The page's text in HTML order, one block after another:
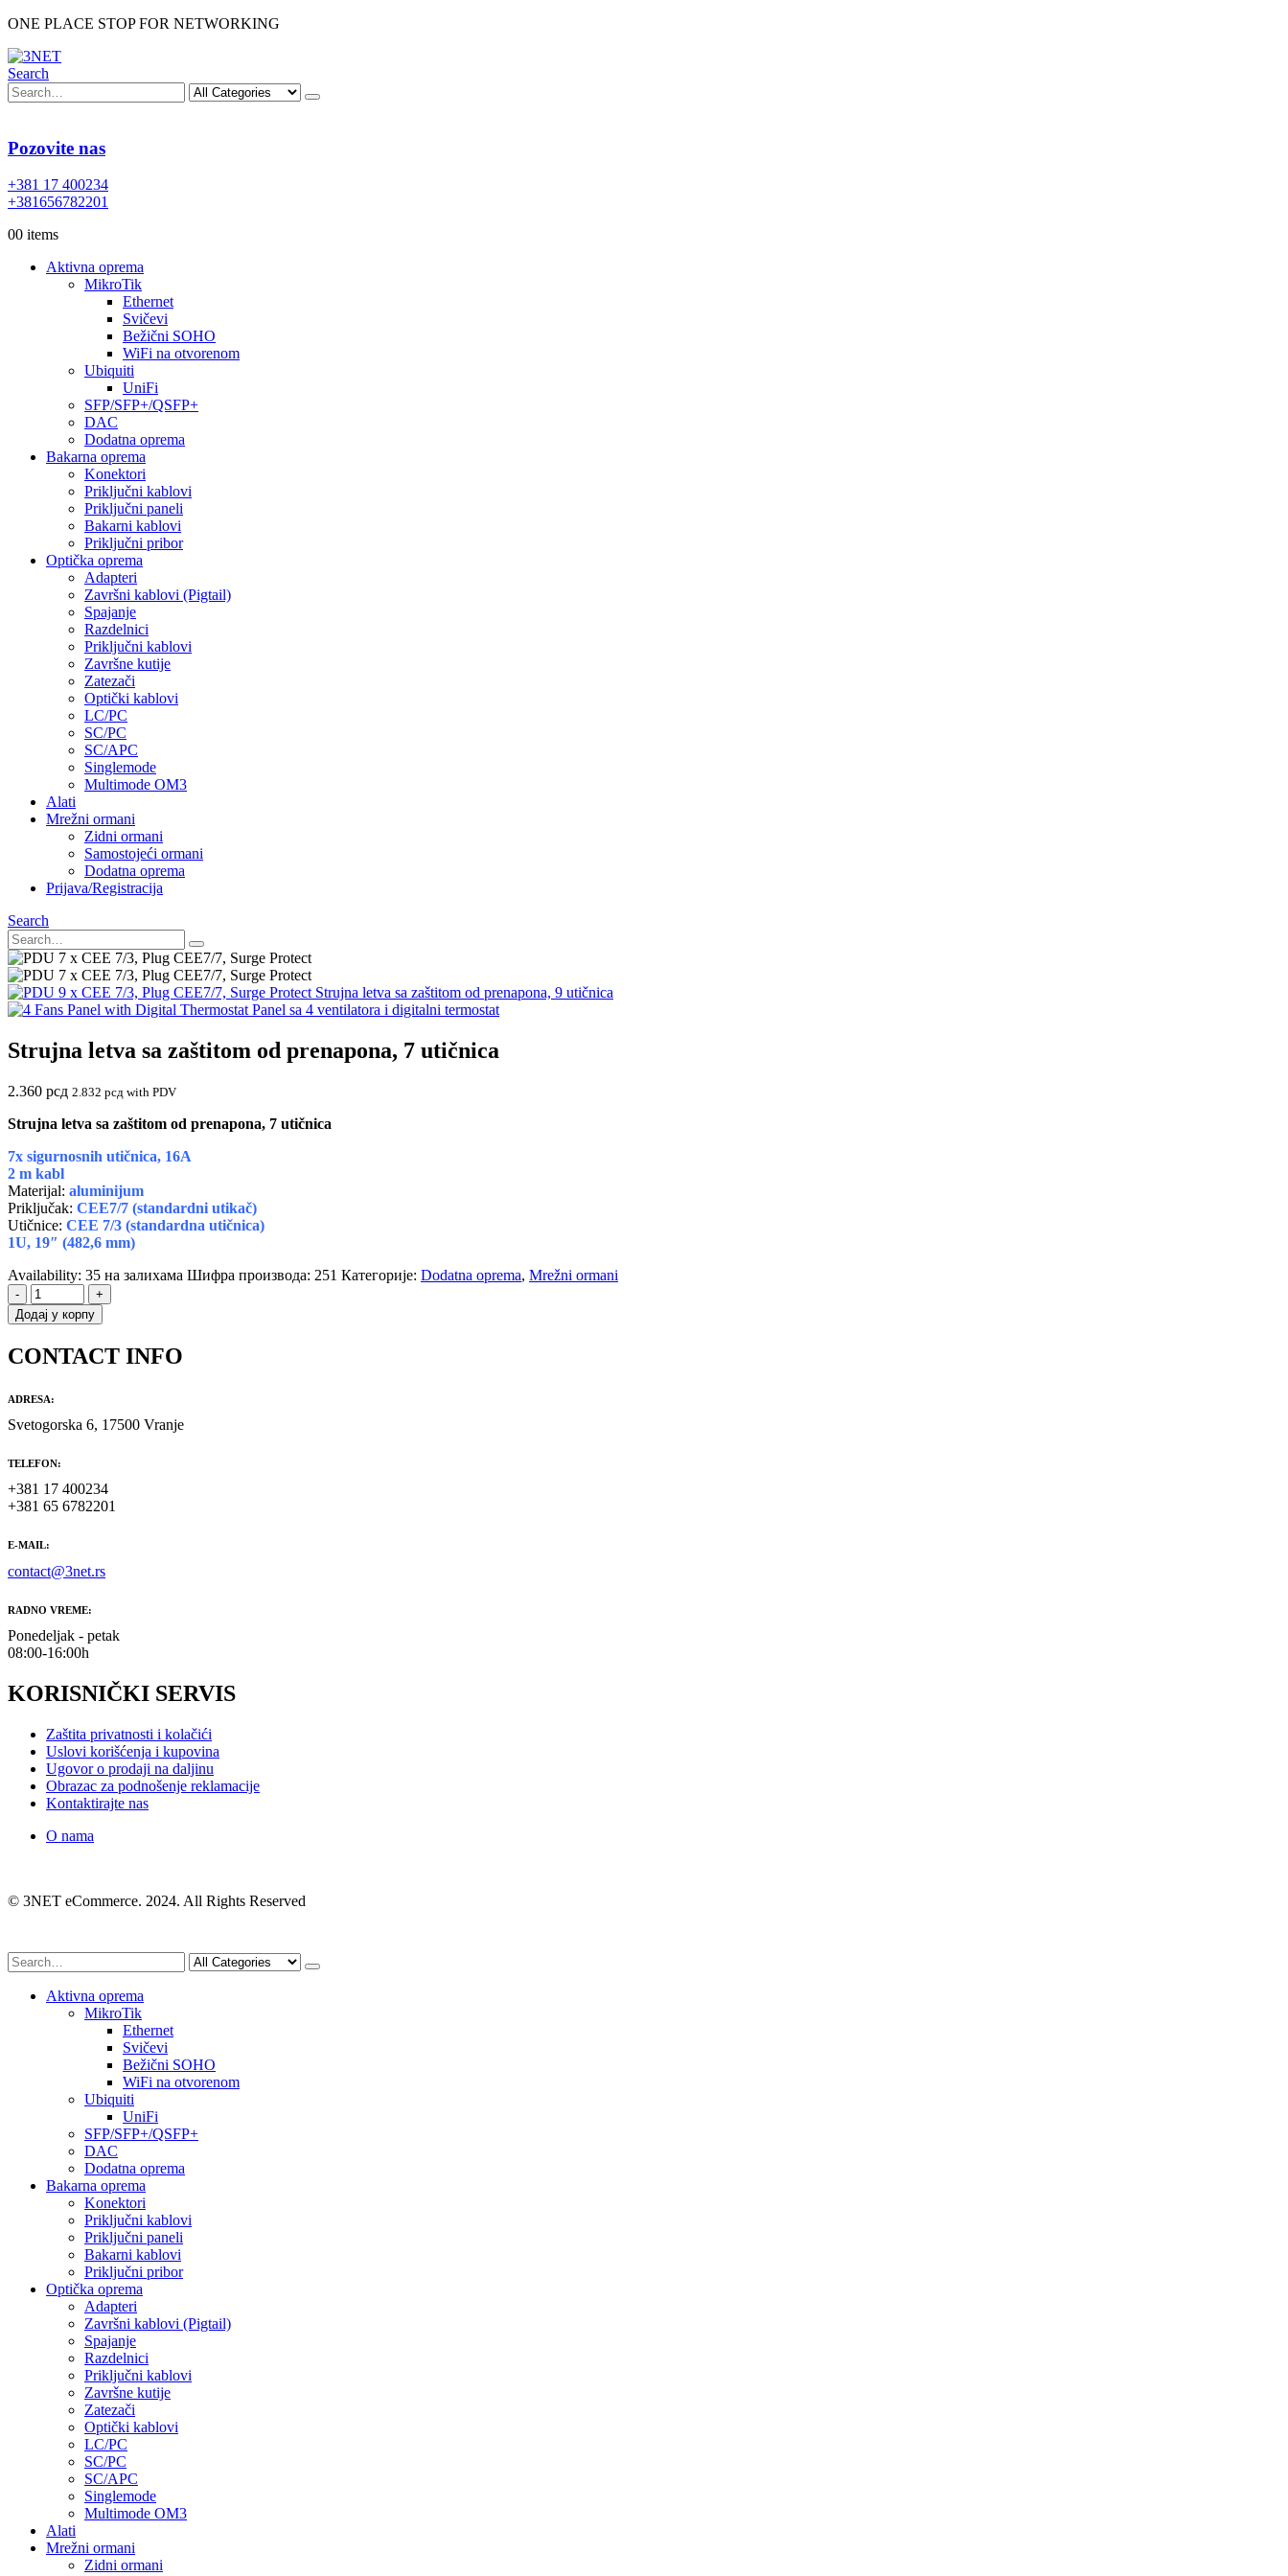
ONE PLACE STOP FOR NETWORKING
Search
Pozovite nas
+381 17 400234
+381656782201
00 items
Aktivna oprema
MikroTik
Ethernet
Svičevi
Bežični SOHO
WiFi na otvorenom
Ubiquiti
UniFi
SFP/SFP+/QSFP+
DAC
Dodatna oprema
Bakarna oprema
Konektori
Priključni kablovi
Priključni paneli
Bakarni kablovi
Priključni pribor
Optička oprema
Adapteri
Završni kablovi (Pigtail)
Spajanje
Razdelnici
Priključni kablovi
Završne kutije
Zatezači
Optički kablovi
LC/PC
SC/PC
SC/APC
Singlemode
Multimode OM3
Alati
Mrežni ormani
Zidni ormani
Samostojeći ormani
Dodatna oprema
Prijava/Registracija
Search
Strujna letva sa zaštitom od prenapona, 9 utičnica
Panel sa 4 ventilatora i digitalni termostat
Strujna letva sa zaštitom od prenapona, 7 utičnica
2.360 рсд 2.832 рсд with PDV
Strujna letva sa zaštitom od prenapona, 7 utičnica
7x sigurnosnih utičnica, 16A
2 m kabl
Materijal: aluminijum
Priključak: CEE7/7 (standardni utikač)
Utičnice: CEE 7/3 (standardna utičnica)
1U, 19″ (482,6 mm)
Availability: 35 на залихама Шифра производа: 251 Категорије: Dodatna oprema, Mrežni ormani
-
+
Додај у корпу
CONTACT INFO
ADRESA:
Svetogorska 6, 17500 Vranje
TELEFON:
+381 17 400234
+381 65 6782201
E-MAIL:
contact@3net.rs
RADNO VREME:
Ponedeljak - petak
08:00-16:00h
KORISNIČKI SERVIS
Zaštita privatnosti i kolačići
Uslovi korišćenja i kupovina
Ugovor o prodaji na daljinu
Obrazac za podnošenje reklamacije
Kontaktirajte nas
O nama
© 3NET eCommerce. 2024. All Rights Reserved
Aktivna oprema
MikroTik
Ethernet
Svičevi
Bežični SOHO
WiFi na otvorenom
Ubiquiti
UniFi
SFP/SFP+/QSFP+
DAC
Dodatna oprema
Bakarna oprema
Konektori
Priključni kablovi
Priključni paneli
Bakarni kablovi
Priključni pribor
Optička oprema
Adapteri
Završni kablovi (Pigtail)
Spajanje
Razdelnici
Priključni kablovi
Završne kutije
Zatezači
Optički kablovi
LC/PC
SC/PC
SC/APC
Singlemode
Multimode OM3
Alati
Mrežni ormani
Zidni ormani